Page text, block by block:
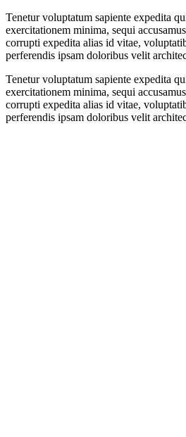
Tenetur voluptatum sapiente expedita
exercitationem minima, sequi
corrupti expedita alias id vitae,
perferendis ipsam doloribus velit
Tenetur voluptatum sapiente expedita
exercitationem minima, sequi
corrupti expedita alias id vitae,
perferendis ipsam doloribus velit